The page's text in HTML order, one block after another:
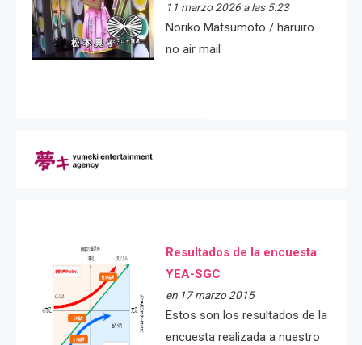
11 marzo 2026 a las 5:23
Noriko Matsumoto / haruiro
no air mail
Resultados de la encuesta
YEA-SGC
en 17 marzo 2015
Estos son los resultados de la
encuesta realizada a nuestro